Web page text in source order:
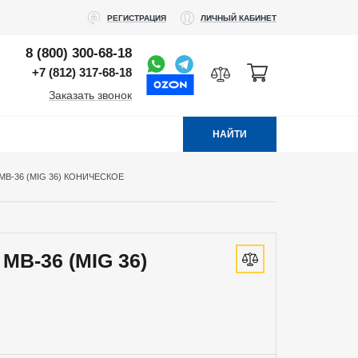
РЕГИСТРАЦИЯ ЛИЧНЫЙ КАБИНЕТ
8 (800) 300-68-18
+7 (812) 317-68-18
Заказать звонок
НАЙТИ
36 (MIG 36) КОНИЧЕСКОЕ
36 (MIG 36)